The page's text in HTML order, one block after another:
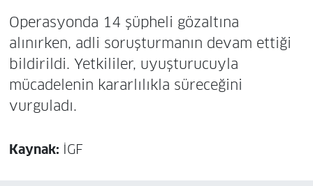
Operasyonda 14 şüpheli gözaltına
alınırken, adli soruşturmanın devam ettiği
bildirildi. Yetkililer, uyuşturucuyla
mücadelenin kararlılıkla süreceğini
vurguladı.
Kaynak: İGF